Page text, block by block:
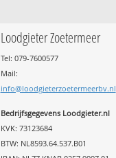
Loodgieter Zoetermeer
Tel: 079-7600577
Mail:
info@loodgieterzoetermeerbv.nl
Bedrijfsgegevens Loodgieter.nl
KVK: 73123684
BTW: NL8593.64.537.B01